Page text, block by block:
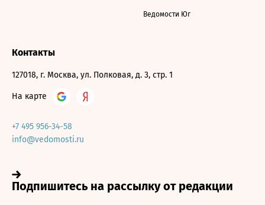
Ведомости Юг
Контакты
127018, г. Москва, ул. Полковая, д. 3, стр. 1
На карте
+7 495 956-34-58
info@vedomosti.ru